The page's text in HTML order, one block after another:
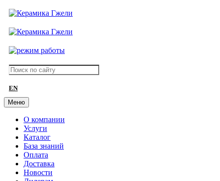
EN
Меню
О компании
Услуги
Каталог
База знаний
Оплата
Доставка
Новости